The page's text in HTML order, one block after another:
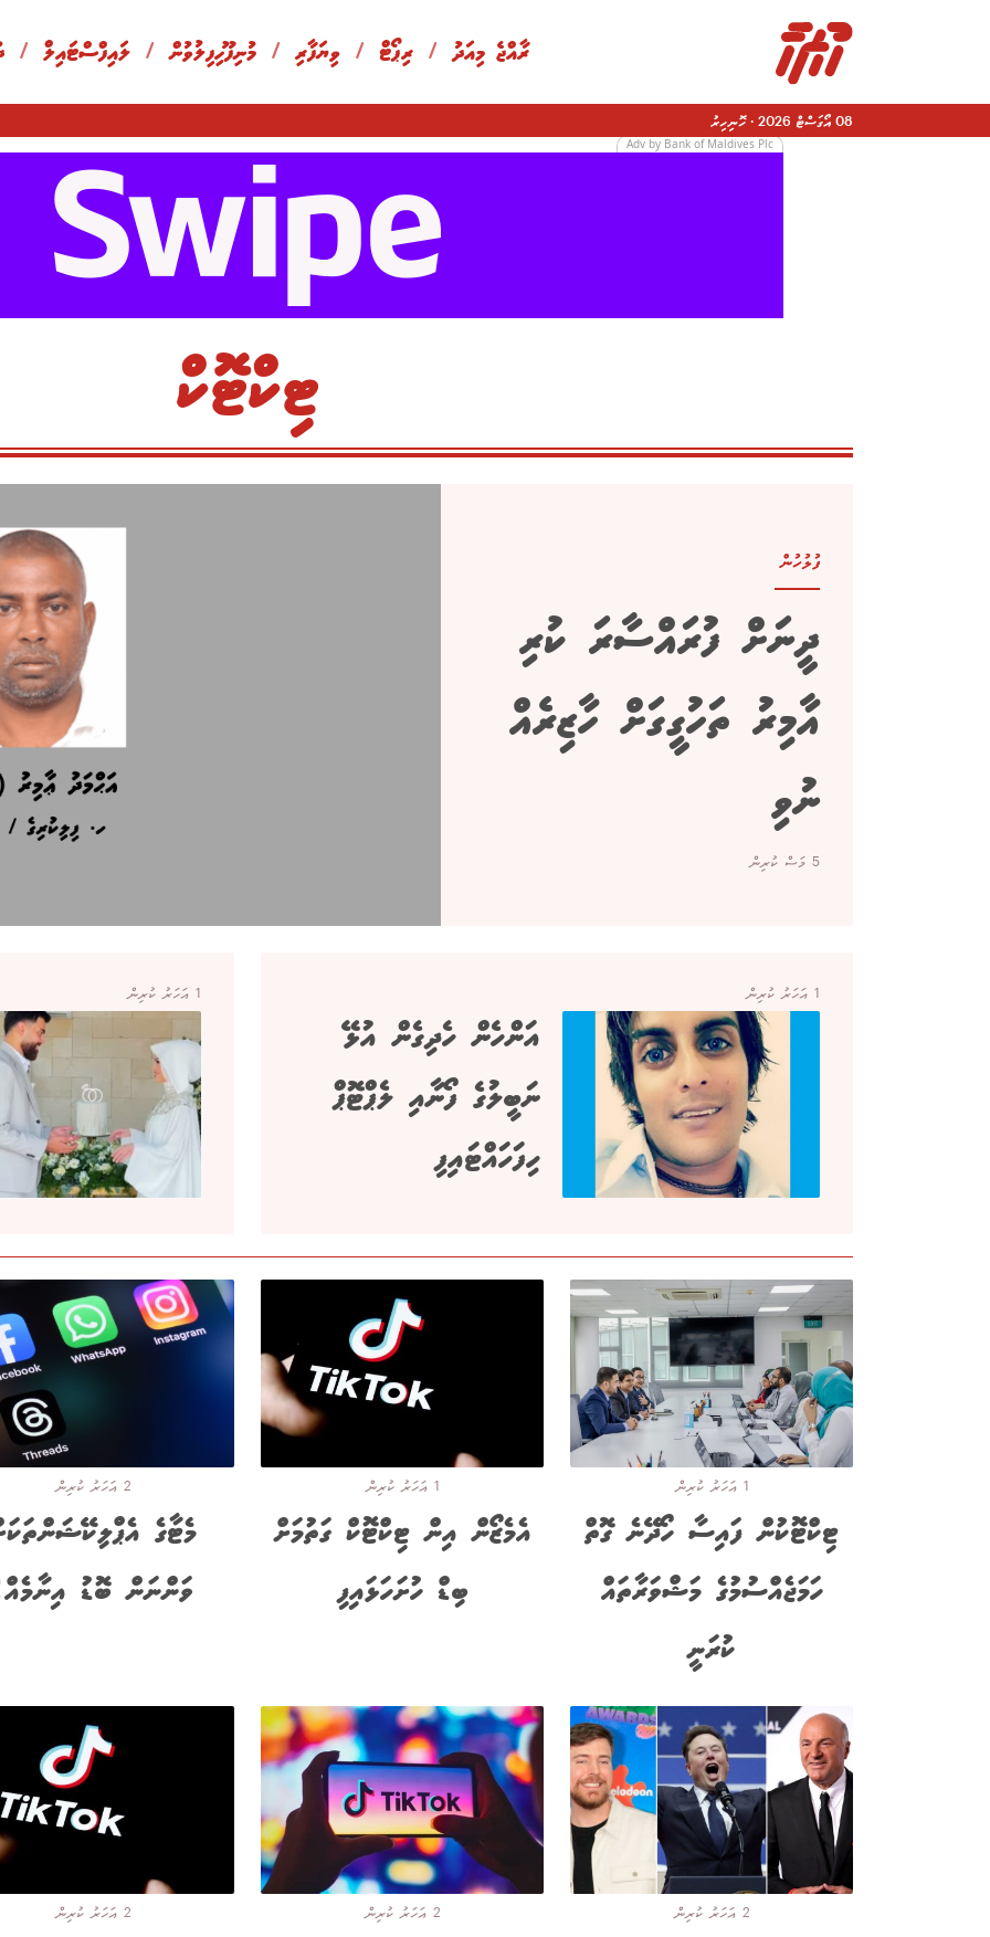
ރާއްޖެ މިއަދު / ރިޕޯޓް / ވިޔަފާރި / މުނިފޫހިފިލުވުން / ލައިފްސްޓައިލް /
08 އޯގަސްޓް 2026 ·ހޮނިހިރު
Adv by Bank of Maldives Plc
ޓިކްޓޮކް
ފުލުހުން
ދީނަށް ފުރައްސާރަ ކުރި
އާމިރު ތަހުގީގަށް ހާޒިރެއް
ނުވި
5 މަސް ކުރިން
1 އަހަރު ކުރިން
އަންހެން ހެދިގެން އުޅޭ
ނަބީލުގެ ފޯނާއި ލެޕްޓޮޕް
ހިފަހައްޓައިފި
1 އަހަރު ކުރިން
1 އަހަރު ކުރިން
ޓިކްޓޮކުން ފައިސާ ހޯދޭނެ ގޮތް
ހަމަޖެއްސުމުގެ މަޝްވަރާތައް
ކުރަނީ
1 އަހަރު ކުރިން
އެމެޒޯން އިން ޓިކްޓޮކް ގަތުމަށް
ބިޑް ހުށަހަޅައިފި
2 އަހަރު ކުރިން
މެޓާގެ
ވަންނަން ބޮޑު
2 އަހަރު ކުރިން 2 އަހަރު ކުރިން 2 އަހަރު ކުރިން